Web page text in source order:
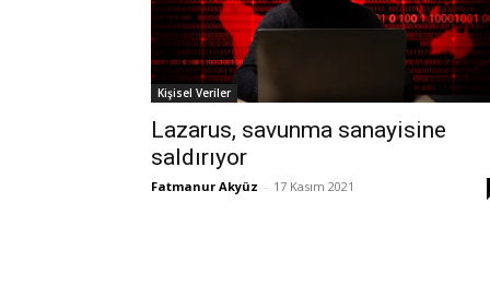
Kişisel Veriler
Lazarus, savunma sanayisine
saldırıyor
Fatmanur Akyüz - 17 Kasım 2021